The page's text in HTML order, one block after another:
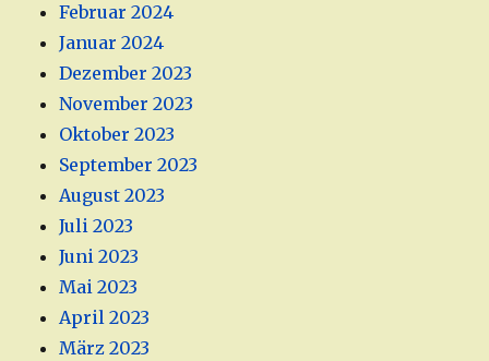
Februar 2024
Januar 2024
Dezember 2023
November 2023
Oktober 2023
September 2023
August 2023
Juli 2023
Juni 2023
Mai 2023
April 2023
März 2023